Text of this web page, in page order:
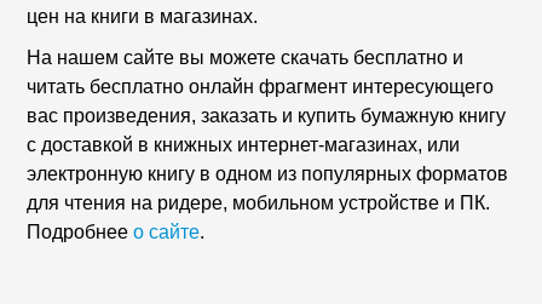
цен на книги в магазинах.
На нашем сайте вы можете скачать бесплатно и
читать бесплатно онлайн фрагмент интересующего
вас произведения, заказать и купить бумажную книгу
с доставкой в книжных интернет-магазинах, или
электронную книгу в одном из популярных форматов
для чтения на ридере, мобильном устройстве и ПК.
Подробнеео сайте.